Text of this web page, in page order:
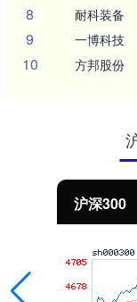
8 耐科装备
9 一博科技
10 方邦股份
沪深300